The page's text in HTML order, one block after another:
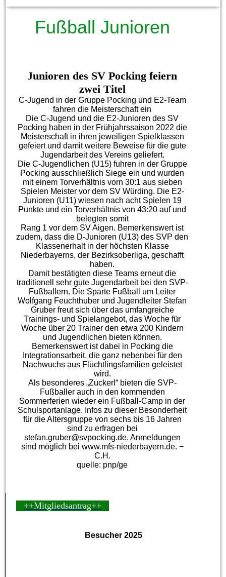
Fußball Junioren
Junioren des SV Pocking feiern
zwei Titel
C-Jugend in der Gruppe Pocking und E2-Team
fahren die Meisterschaft ein
Die C-Jugend und die E2-Junioren des SV
Pocking haben in der Frühjahrssaison 2022 die
Meisterschaft in ihren jeweiligen Spielklassen
gefeiert und damit weitere Beweise für die gute
Jugendarbeit des Vereins geliefert.
Die C-Jugendlichen (U15) fuhren in der Gruppe
Pocking ausschließlich Siege ein und wurden
mit einem Torverhältnis vorn 30:1 aus sieben
Spielen Meister vor dem SV Würding. Die E2-
Junioren (U11) wiesen nach acht Spielen 19
Punkte und ein Torverhältnis von 43:20 auf und
belegten somit
Rang 1 vor dem SV Aigen. Bemerkenswert ist
zudem, dass die D-Junioren (U13) des SVP den
Klassenerhalt in der höchsten Klasse
Niederbayerns, der Bezirksoberliga, geschafft
haben.
Damit bestätigten diese Teams erneut die
traditionell sehr gute Jugendarbeit bei den SVP-
Fußballern. Die Sparte Fußball um Leiter
Wolfgang Feuchthuber und Jugendleiter Stefan
Gruber freut sich über das umfangreiche
Trainings- und Spielangebot, das Woche für
Woche über 20 Trainer den etwa 200 Kindern
und Jugendlichen bieten können.
Bemerkenswert ist dabei in Pocking die
Integrationsarbeit, die ganz nebenbei für den
Nachwuchs aus Flüchtlingsfamilien geleistet
wird.
Als besonderes „Zuckerl“ bieten die SVP-
Fußballer auch in den kommenden
Sommerferien wieder ein Fußball-Camp in der
Schulsportanlage. Infos zu dieser Besonderheit
für die Altersgruppe von sechs bis 16 Jahren
sind zu erfragen bei
stefan.gruber@svpocking.de. Anmeldungen
sind möglich bei www.mfs-niederbayern.de. −
C.H.
quelle: pnp/ge
++Mitgliedsantrag++
Besucher 2025